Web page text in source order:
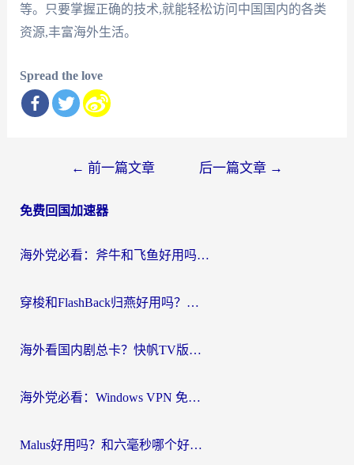
等。只要掌握正确的技术,就能轻松访问中国国内的各类
资源,丰富海外生活。
Spread the love
导
← 前一篇文章 后一篇文章 →
免费回国加速器
海外党必看：斧牛和飞鱼好用吗？3步选对回国加速器，无缝刷剧玩国服
穿梭和FlashBack归燕好用吗？海外党亲测3款热门回国加速器，教你选对不踩坑
海外看国内剧总卡？快帆TV版VPN好用吗？和快滚VPN对比哪个回国效果更好？
海外党必看：Windows VPN 免费？别踩坑！教你选对好用的国内加速器无缝回国
Malus好用吗？和六毫秒哪个好？海外党选回国加速器的避坑指南